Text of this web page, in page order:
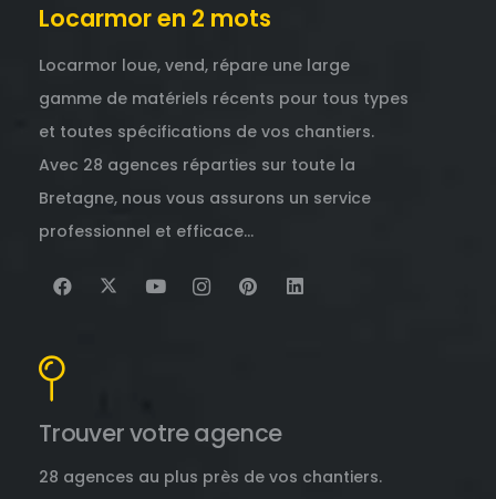
Locarmor en 2 mots
Locarmor loue, vend, répare une large
gamme de matériels récents pour tous types
et toutes spécifications de vos chantiers.
Avec 28 agences réparties sur toute la
Bretagne, nous vous assurons un service
professionnel et efficace…
Trouver votre agence
28 agences au plus près de vos chantiers.